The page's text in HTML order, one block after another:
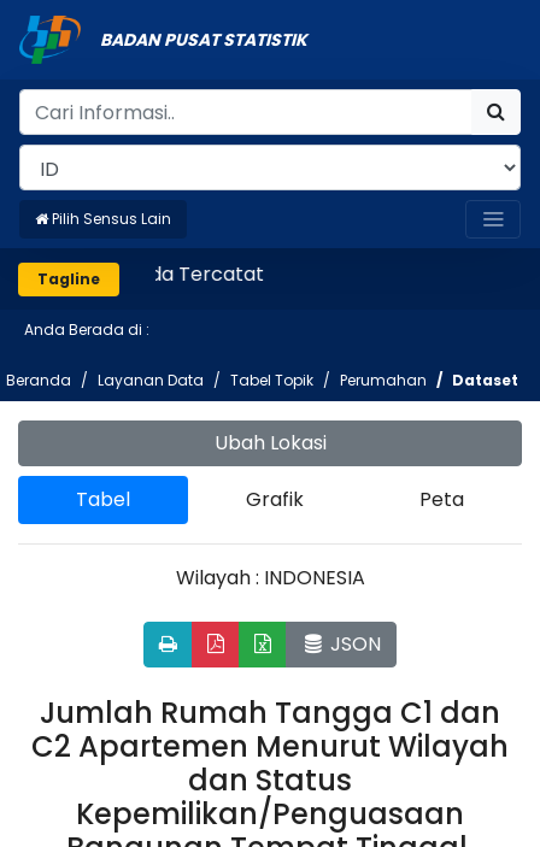
BADAN PUSAT STATISTIK
Pilih Sensus Lain
Tagline
Pastikan Anda Tercatat
Anda Berada di :
Beranda Layanan Data Tabel Topik Perumahan Dataset
Ubah Lokasi
Tabel Grafik Peta
Wilayah : INDONESIA
JSON
Jumlah Rumah Tangga C1 dan
C2 Apartemen Menurut Wilayah
dan Status
Kepemilikan/Penguasaan